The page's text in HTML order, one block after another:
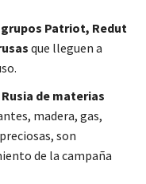
Patriot, Redut
que lleguen a
de materias
madera, gas,
son
de la campaña